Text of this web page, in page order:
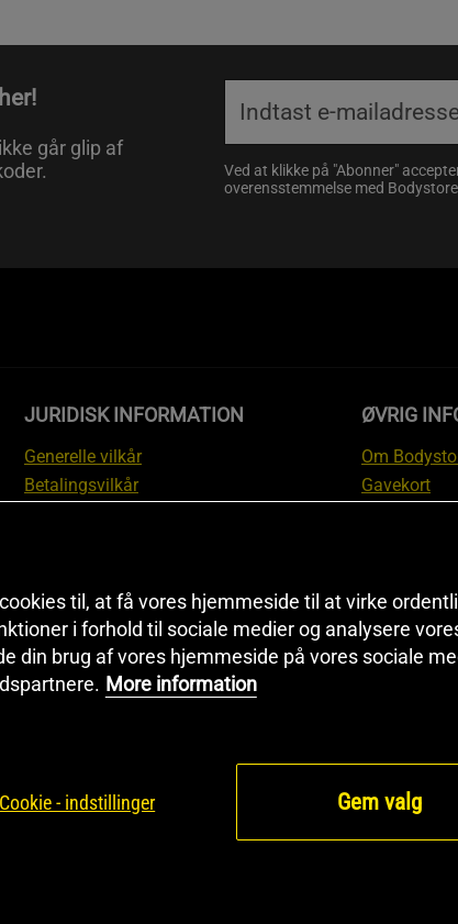
går glip af
Ved at klikke på "Abonner"
overensstemmelse med
JURIDISK INFORMATION
Generelle vilkår
Betalingsvilkår
Prisgaranti
Information om fortrydelsesret og
reklamationer
Cookieindstillinger
ØVRIG
Om
Gavekort
Sitemap
Black Friday
Artikler &
til, at få vores hjemmeside til at virke
i forhold til sociale medier og analysere
din brug af vores hjemmeside på vores sociale
More information
Cookie - indstillinger Gem valg